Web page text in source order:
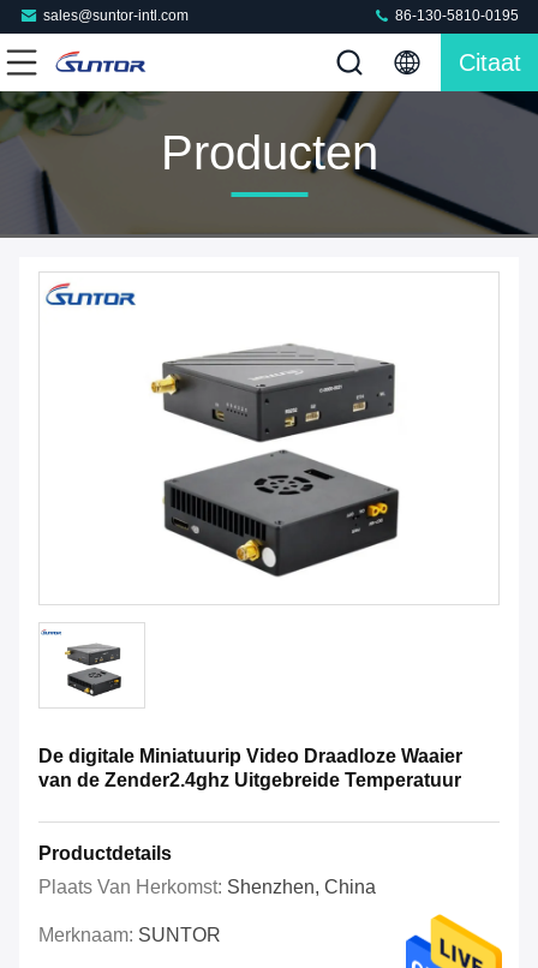
sales@suntor-intl.com 86-130-5810-0195
Citaat
Producten
De digitale Miniatuurip Video Draadloze Waaier
van de Zender2.4ghz Uitgebreide Temperatuur
Productdetails
Plaats Van Herkomst: Shenzhen, China
Merknaam: SUNTOR